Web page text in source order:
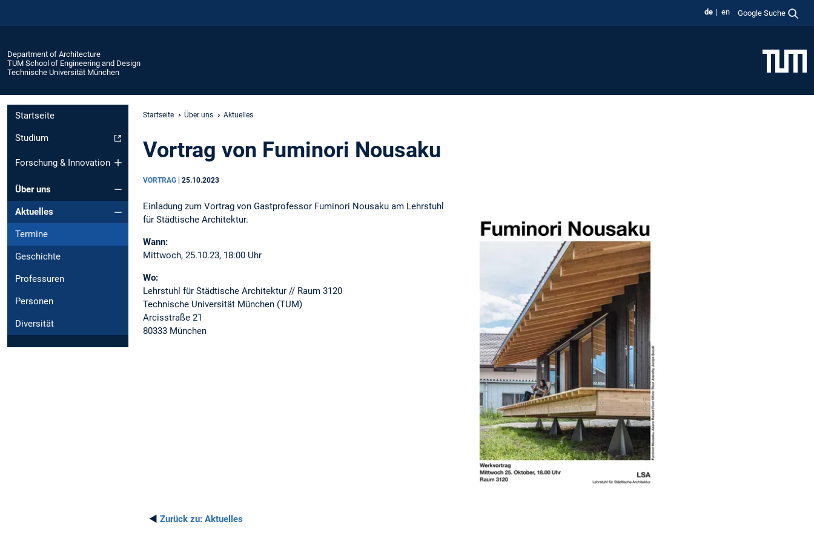
de en Google Suche
Department of Architecture
TUM School of Engineering and Design
Technische Universität München
Startseite
Studium
Forschung & Innovation
Über uns
Aktuelles
Termine
Geschichte
Professuren
Personen
Diversität
Startseite Über uns Aktuelles
Vortrag von Fuminori Nousaku
VORTRAG | 25.10.2023
Einladung zum Vortrag von Gastprofessor Fuminori Nousaku am Lehrstuhl
für Städtische Architektur.
Wann:
Mittwoch, 25.10.23, 18:00 Uhr
Wo:
Lehrstuhl für Städtische Architektur // Raum 3120
Technische Universität München (TUM)
Arcisstraße 21
80333 München
◄ Zurück zu: Aktuelles